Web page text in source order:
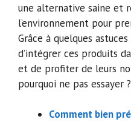
une alternative saine et
l’environnement pour
Grâce à quelques
d’intégrer ces produits
et de profiter de leurs
pourquoi ne pas essayer ?
Comment bien